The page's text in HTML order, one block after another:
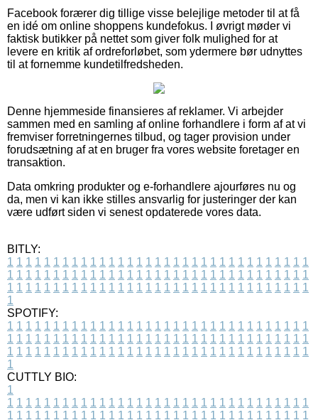
Facebook forærer dig tillige visse belejlige metoder til at få
en idé om online shoppens kundefokus. I øvrigt møder vi
faktisk butikker på nettet som giver folk mulighed for at
levere en kritik af ordreforløbet, som ydermere bør udnyttes
til at fornemme kundetilfredsheden.
Denne hjemmeside finansieres af reklamer. Vi arbejder
sammen med en samling af online forhandlere i form af at vi
fremviser forretningernes tilbud, og tager provision under
forudsætning af at en bruger fra vores website foretager en
transaktion.
Data omkring produkter og e-forhandlere ajourføres nu og
da, men vi kan ikke stilles ansvarlig for justeringer der kan
være udført siden vi senest opdaterede vores data.
BITLY:
1 1 1 1 1 1 1 1 1 1 1 1 1 1 1 1 1 1 1 1 1 1 1 1 1 1 1 1 1 1 1 1 1
1 1 1 1 1 1 1 1 1 1 1 1 1 1 1 1 1 1 1 1 1 1 1 1 1 1 1 1 1 1 1 1 1
1 1 1 1 1 1 1 1 1 1 1 1 1 1 1 1 1 1 1 1 1 1 1 1 1 1 1 1 1 1 1 1 1
1
SPOTIFY:
1 1 1 1 1 1 1 1 1 1 1 1 1 1 1 1 1 1 1 1 1 1 1 1 1 1 1 1 1 1 1 1 1
1 1 1 1 1 1 1 1 1 1 1 1 1 1 1 1 1 1 1 1 1 1 1 1 1 1 1 1 1 1 1 1 1
1 1 1 1 1 1 1 1 1 1 1 1 1 1 1 1 1 1 1 1 1 1 1 1 1 1 1 1 1 1 1 1 1
1
CUTTLY BIO:
1
1 1 1 1 1 1 1 1 1 1 1 1 1 1 1 1 1 1 1 1 1 1 1 1 1 1 1 1 1 1 1 1 1
1 1 1 1 1 1 1 1 1 1 1 1 1 1 1 1 1 1 1 1 1 1 1 1 1 1 1 1 1 1 1 1 1